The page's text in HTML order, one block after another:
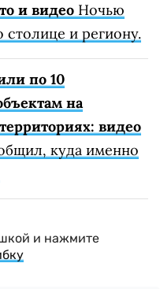
и видео Ночью
столице и региону.
по 10
на
видео
куда именно
и нажмите